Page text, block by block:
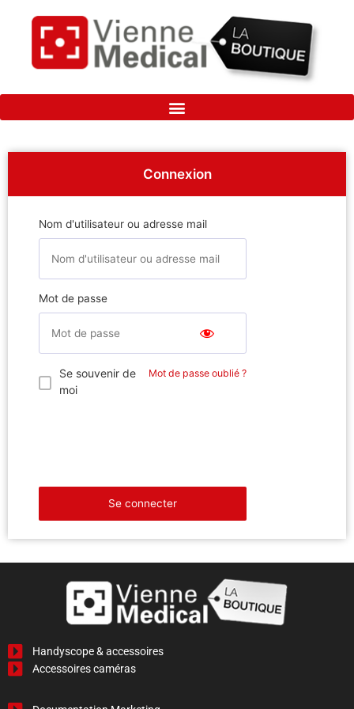
contenu
Connexion
Nom d'utilisateur ou adresse mail
Mot de passe
Se souvenir de
moi
Mot de passe oublié ?
Se connecter
Handyscope & accessoires
Accessoires caméras